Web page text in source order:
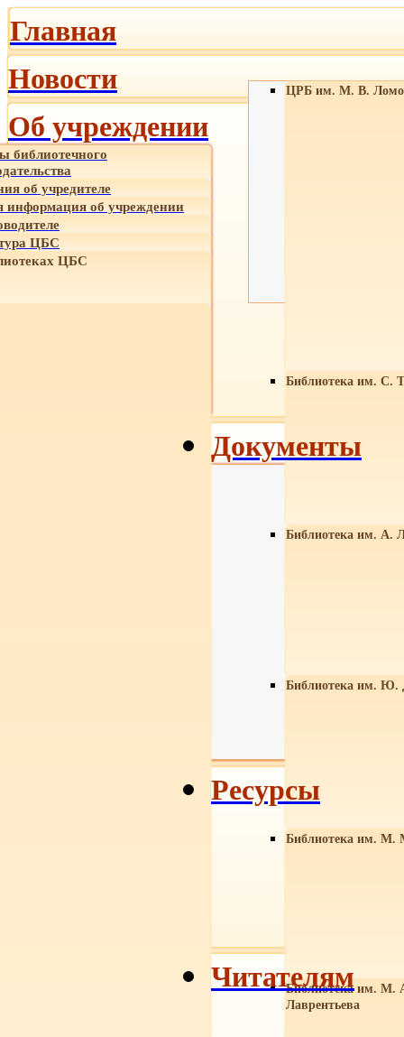
Главная
Новости
Об учреждении
библиотечного
об учредителе
об учреждении
ЦБС
ЦБС
ЦРБ им. М. В.
Библиотека им. С.
Библиотека им. А.
Библиотека им. Ю.
Библиотека им. М.
Библиотека им. М.
Лаврентьева
Документы
Ресурсы
Читателям